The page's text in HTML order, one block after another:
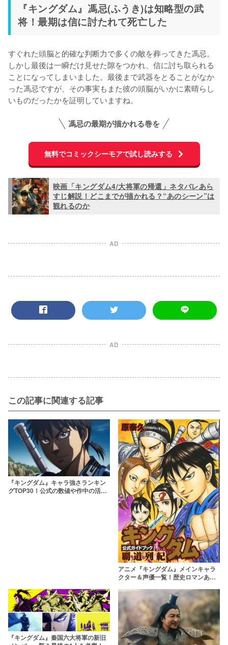
『キングダム』馮忌(ふうき)は知略型の武
将！最期は信に討たれて死亡した
すぐれた頭脳と的確な判断力で多くの敵を葬ってきた馮忌。
しかし最後は一瞬だけ見せた隙をつかれ、信に討ち取られる
ことになってしまいました。最後まで武器をとることがなか
った馮忌ですが、その事実もまた彼の頭脳がいかに素晴らし
いものだったかを証明していますね。
馮忌の最期が描かれる巻を
無料でコミックシーモアで試し読みする
映画「キングダム4/大将軍の帰還」ネタバレあら
すじ解説！どこまでが描かれる？“あのシーン”は
観れるのか
AD
AD
この記事に関連する記事
『キングダム』キャラ強さランキン
グTOP30！公式の数値や作中の活躍
アニメ『キングダム』メインキャラ
クター＆声優一覧！歴史ロマンあふ
『キングダム』秦国六大将軍の新旧